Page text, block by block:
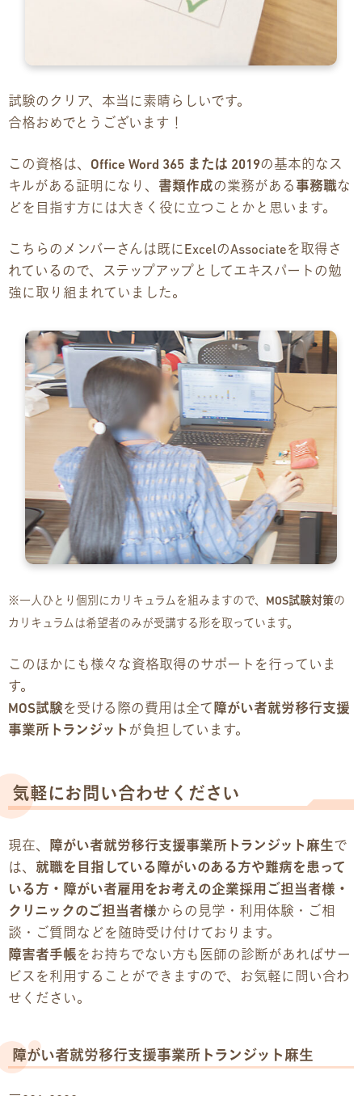
Q&A
雇用をお考えの企業様へ
プライバシーポリシー
お問い合わせ
お問い合わせ
見学・体験のお申し込み
資料請求
採用情報
試験のクリア、本当に素晴らしいです。
合格おめでとうございます！
この資格は、 Office Word 365 または 2019の基本的なス
キルがある証明になり、 書類作成の業務がある 事務職な
どを目指す方には大きく役に立つことかと思います。
こちらのメンバーさんは既にExcelのAssociateを取得さ
れているので、ステップアップとしてエキスパートの勉
強に取り組まれていました。
※一人ひとり個別にカリキュラムを組みますので、 MOS試験対策の
カリキュラムは希望者のみが受講する形を取っています。
このほかにも様々な資格取得のサポートを行っていま
す。
MOS試験を受ける際の費用は全て 障がい者就労移行支援
事業所トランジット が負担しています。
気軽にお問い合わせください
現在、 障がい者就労移行支援事業所トランジット麻生で
は、 就職を目指している障がいのある方や難病を患って
いる方・障がい者雇用をお考えの企業採用ご担当者様・
クリニックのご担当者様からの見学・利用体験・ご相
談・ご質問などを随時受け付けております。
障害者手帳をお持ちでない方も医師の診断があればサー
ビスを利用することができますので、お気軽に問い合わ
せください。
障がい者就労移行支援事業所トランジット麻生